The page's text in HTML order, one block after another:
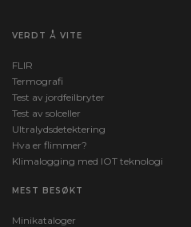
VERDT Å VITE
FLIR
Termografi
Test av jordfeilbryter
Test av solceller
Ultralydsdetektering
Hva er flimmer?
Klimalogging med IOT teknologi
MEST BESØKT
Minikataloger